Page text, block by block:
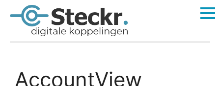
AccountView